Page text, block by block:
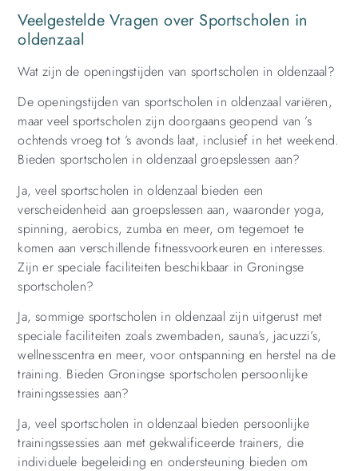
Veelgestelde Vragen over Sportscholen in
oldenzaal
Wat zijn de openingstijden van sportscholen in oldenzaal?
De openingstijden van sportscholen in oldenzaal variëren,
maar veel sportscholen zijn doorgaans geopend van ’s
ochtends vroeg tot ’s avonds laat, inclusief in het weekend.
Bieden sportscholen in oldenzaal groepslessen aan?
Ja, veel sportscholen in oldenzaal bieden een
verscheidenheid aan groepslessen aan, waaronder yoga,
spinning, aerobics, zumba en meer, om tegemoet te
komen aan verschillende fitnessvoorkeuren en interesses.
Zijn er speciale faciliteiten beschikbaar in Groningse
sportscholen?
Ja, sommige sportscholen in oldenzaal zijn uitgerust met
speciale faciliteiten zoals zwembaden, sauna’s, jacuzzi’s,
wellnesscentra en meer, voor ontspanning en herstel na de
training. Bieden Groningse sportscholen persoonlijke
trainingssessies aan?
Ja, veel sportscholen in oldenzaal bieden persoonlijke
trainingssessies aan met gekwalificeerde trainers, die
individuele begeleiding en ondersteuning bieden om